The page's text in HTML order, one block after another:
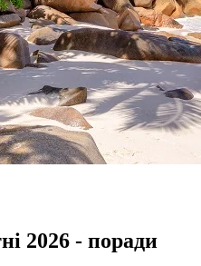
2026 - поради